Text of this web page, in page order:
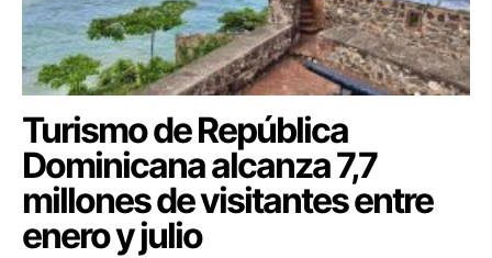
Turismo de República
Dominicana alcanza 7,7
millones de visitantes entre
enero y julio